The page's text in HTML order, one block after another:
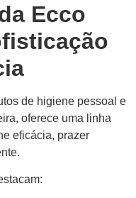
Ecco
de higiene pessoal e
oferece uma linha
eficácia, prazer